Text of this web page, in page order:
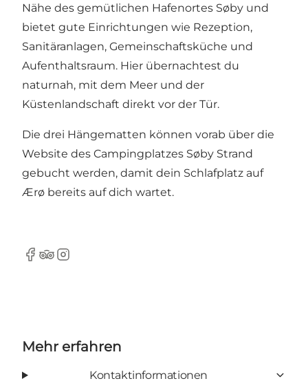
Nähe des gemütlichen Hafenortes Søby und
bietet gute Einrichtungen wie Rezeption,
Sanitäranlagen, Gemeinschaftsküche und
Aufenthaltsraum. Hier übernachtest du
naturnah, mit dem Meer und der
Küstenlandschaft direkt vor der Tür.
Die drei Hängematten können vorab über die
Website des Campingplatzes Søby Strand
gebucht werden, damit dein Schlafplatz auf
Ærø bereits auf dich wartet.
Facebook
Tripadvisor
Instagram
Mehr erfahren
Kontaktinformationen